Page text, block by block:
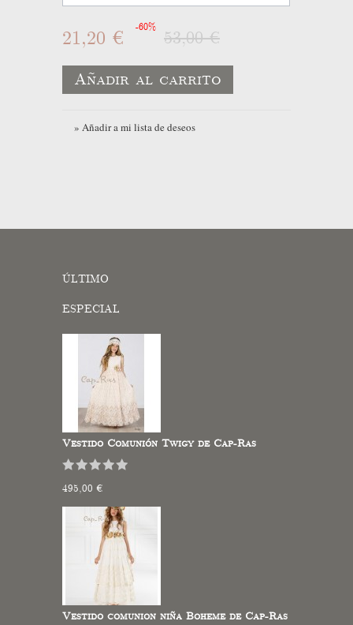
21,20 € -60%
53,00 €
Añadir al carrito
» Añadir a mi lista de deseos
ÚLTIMO
ESPECIAL
Vestido Comunión Twigy de Cap-Ras
495,00 €
Vestido comunion niña Boheme de Cap-Ras